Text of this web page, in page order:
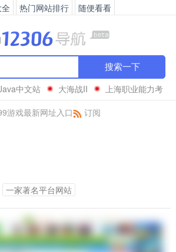
热门网站排行 随便看看
搜索一下
中文站 大海战II
上海职业能力考
游戏最新网址入口 订阅
一家著名平台网站